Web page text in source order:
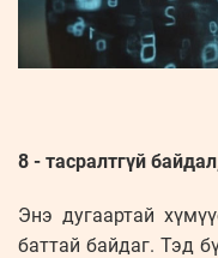
8 - тасралтгүй
Энэ дугаартай
баттай байдаг. Тэд